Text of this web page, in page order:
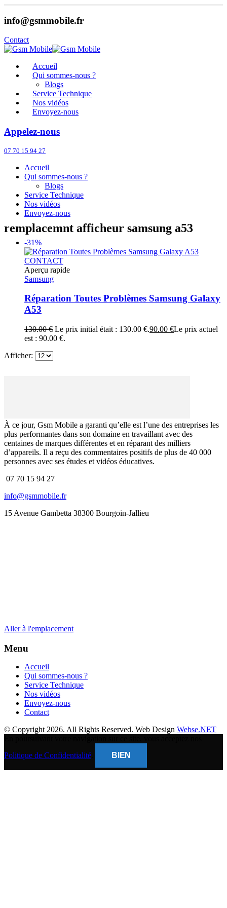
info@gsmmobile.fr
Contact
Accueil
Qui sommes-nous ?
Blogs
Service Technique
Nos vidéos
Envoyez-nous
Appelez-nous
07 70 15 94 27
Accueil
Qui sommes-nous ?
Blogs
Service Technique
Nos vidéos
Envoyez-nous
remplacemnt afficheur samsung a53
-31%
CONTACT
Aperçu rapide
Samsung
Réparation Toutes Problèmes Samsung Galaxy
A53
130.00€ Le prix initial était : 130.00 €.90.00 €Le prix actuel
est : 90.00 €.
Afficher:
À ce jour, Gsm Mobile a garanti qu’elle est l’une des entreprises les
plus performantes dans son domaine en travaillant avec des
centaines de marques différentes et en réparant des milliers
d’appareils. Il a reçu des commentaires positifs de plus de 40 000
personnes avec ses études et vidéos éducatives.
07 70 15 94 27
info@gsmmobile.fr
15 Avenue Gambetta 38300 Bourgoin-Jallieu
Aller à l'emplacement
Menu
Accueil
Qui sommes-nous ?
Service Technique
Nos vidéos
Envoyez-nous
Contact
© Copyright 2026. All Rights Reserved. Web Design Webse.NET
Politique de Confidentialité
BIEN